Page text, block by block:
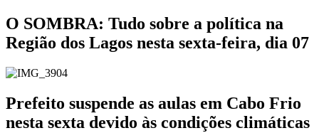
O SOMBRA: Tudo sobre a política na
Região dos Lagos nesta sexta-feira, dia 07
Prefeito suspende as aulas em Cabo Frio
nesta sexta devido às condições climáticas